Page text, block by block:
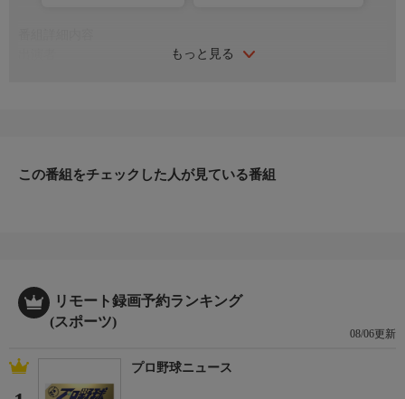
もっと見る
この番組をチェックした人が見ている番組
リモート録画予約ランキング
(スポーツ)
08/06更新
プロ野球ニュース